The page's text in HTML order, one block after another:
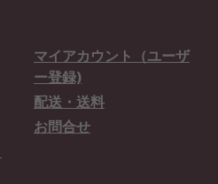
マイアカウント（ユーザ
ー登録)
配送・送料
お問合せ